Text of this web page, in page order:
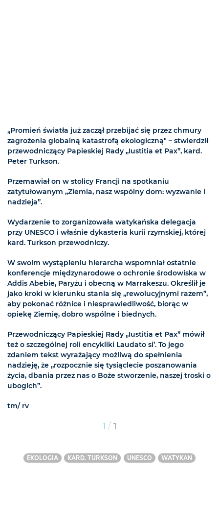
„Promień światła już zaczął przebijać się przez chmury
zagrożenia globalną katastrofą ekologiczną" – stwierdził
przewodniczący Papieskiej Rady „Iustitia et Pax”, kard.
Peter Turkson.
Przemawiał on w stolicy Francji na spotkaniu
zatytułowanym „Ziemia, nasz wspólny dom: wyzwanie i
nadzieja”.
Wydarzenie to zorganizowała watykańska delegacja
przy UNESCO i właśnie dykasteria kurii rzymskiej, której
kard. Turkson przewodniczy.
W swoim wystąpieniu hierarcha wspomniał ostatnie
konferencje międzynarodowe o ochronie środowiska w
Addis Abebie, Paryżu i obecną w Marrakeszu. Określił je
jako kroki w kierunku stania się „rewolucyjnymi razem”,
aby pokonać różnice i niesprawiedliwość, biorąc w
opiekę Ziemię, dobro wspólne i biednych.
Przewodniczący Papieskiej Rady „Iustitia et Pax” mówił
też o szczególnej roli encykliki Laudato si’. To jego
zdaniem tekst wyrażający możliwą do spełnienia
nadzieję, że „rozpocznie się tysiąclecie poszanowania
życia, dbania przez nas o Boże stworzenie, naszej troski o
ubogich”.
tm/ rv
1 / 1
EKOLOGIA KARD. TURKSON UNESCO WATYKAN